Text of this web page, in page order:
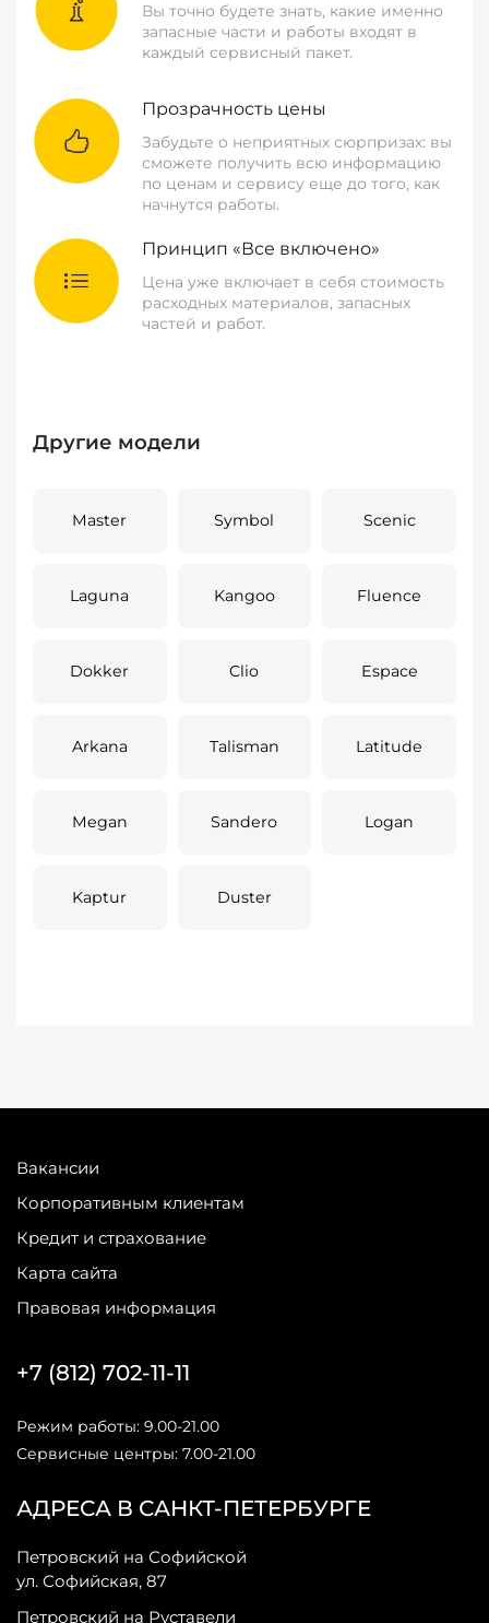
Вы точно будете знать, какие именно
запасные части и работы входят в
каждый сервисный пакет.
Прозрачность цены
Забудьте о неприятных сюрпризах: вы
сможете получить всю информацию
по ценам и сервису еще до того, как
начнутся работы.
Принцип «Все включено»
Цена уже включает в себя стоимость
расходных материалов, запасных
частей и работ.
Другие модели
Master Symbol Scenic
Laguna Kangoo Fluence
Dokker Clio Espace
Arkana Talisman Latitude
Megan Sandero Logan
Kaptur Duster
Вакансии
Корпоративным клиентам
Кредит и страхование
Карта сайта
Правовая информация
АДРЕСА В САНКТ-ПЕТЕРБУРГЕ
Петровский на Софийской
ул. Софийская, 87
Петровский на Руставели
+7 (812) 702-11-11
Режим работы: 9.00-21.00
Сервисные центры: 7.00-21.00